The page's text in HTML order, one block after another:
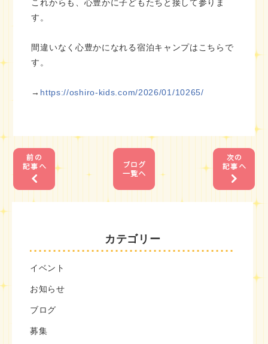
カテゴリー
イベント
お知らせ
ブログ
募集
これからも、心豊かに子どもたちと接して参りま
す。
間違いなく心豊かになれる宿泊キャンプはこちらで
す。
→ https://oshiro-kids.com/2026/01/10265/
1